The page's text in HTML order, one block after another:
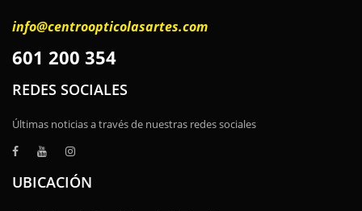
info@centroopticolasartes.com
601 200 354
REDES SOCIALES
Últimas noticias a través de nuestras redes sociales
UBICACIÓN